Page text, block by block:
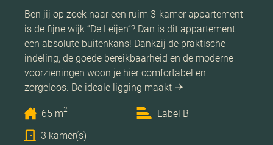
Ben jij op zoek naar een ruim 3-kamer appartement
is de fijne wijk “De Leijen”? Dan is dit appartement
een absolute buitenkans! Dankzij de praktische
indeling, de goede bereikbaarheid en de moderne
voorzieningen woon je hier comfortabel en
zorgeloos. De ideale ligging maakt
65 m2
Label B
3 kamer(s)